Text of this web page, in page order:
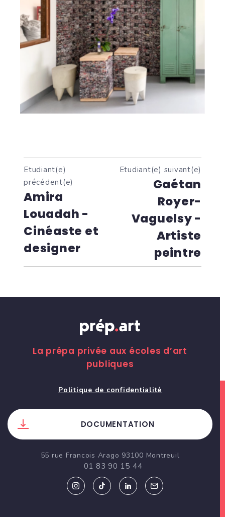
Etudiant(e)
précédent(e)
Amira
Louadah -
Cinéaste et
designer
Etudiant(e) suivant(e)
Gaétan
Royer-
Vaguelsy -
Artiste
peintre
La prépa privée aux écoles d’art
publiques
Politique de confidentialité
DOCUMENTATION
55 rue Francois Arago 93100 Montreuil
01 83 90 15 44